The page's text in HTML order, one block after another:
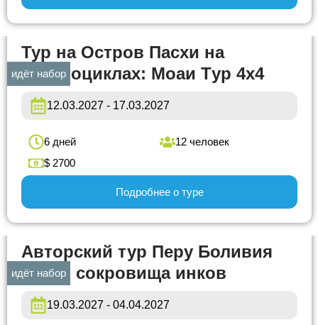
идёт набор
Тур на Остров Пасхи на
квадроциклах: Моаи Tур 4х4
12.03.2027 - 17.03.2027
6 дней
12 человек
$ 2700
Подробнее о туре
идёт набор
Авторский тур Перу Боливия
Чили: сокровища инков
19.03.2027 - 04.04.2027